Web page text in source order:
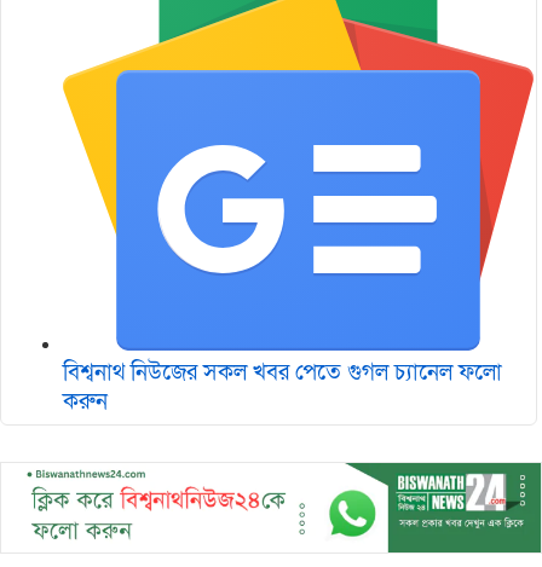
বিশ্বনাথ নিউজের সকল খবর পেতে গুগল চ‌্যানেল ফলো
করুন